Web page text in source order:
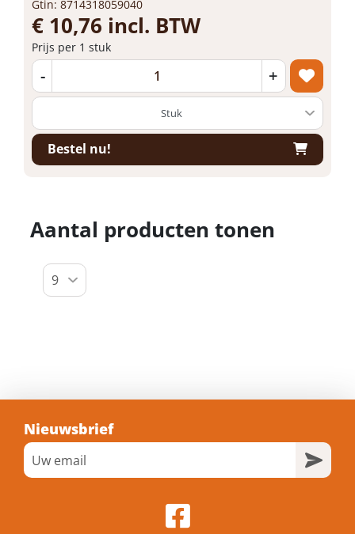
Gtin: 8714318059040
€ 10,76 incl. BTW
Prijs per 1 stuk
- +
Bestel nu!
Aantal producten tonen
Nieuwsbrief